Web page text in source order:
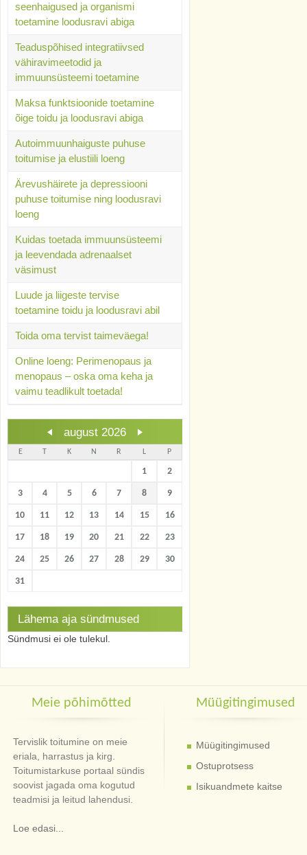
seenhaigused ja organismi
toetamine loodusravi abiga
Teaduspõhised integratiivsed
vähiravimeetodid ja
immuunsüsteemi toetamine
Maksa funktsioonide toetamine
õige toidu ja loodusravi abiga
Autoimmuunhaiguste puhuse
toitumise ja elustiili loeng
Ärevushäirete ja depressiooni
puhuse toitumise ning loodusravi
loeng
Kuidas toetada immuunsüsteemi
ja leevendada adrenaalset
väsimust
Luude ja liigeste tervise
toetamine toidu ja loodusravi abil
Toida oma tervist taimeväega!
Online loeng: Perimenopaus ja
menopaus – oska oma keha ja
vaimu teadlikult toetada!
august 2026
E T K N R L P
1 2
3 4 5 6 7 8 9
10 11 12 13 14 15 16
17 18 19 20 21 22 23
24 25 26 27 28 29 30
31
Lähema aja sündmused
Sündmusi ei ole tulekul.
Meie põhimõtted
Tervislik toitumine on meie
eriala, harrastus ja kirg.
Toitumistarkuse portaal sündis
soovist jagada oma kogutud
teadmisi ja leitud lahendusi.
Loe edasi...
Müügitingimused
Müügitingimused
Ostuprotsess
Isikuandmete kaitse